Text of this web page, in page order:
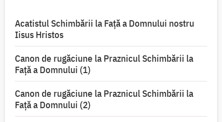
Acatistul Schimbării la Faţă a Domnului nostru
Iisus Hristos
Canon de rugăciune la Praznicul Schimbării la
Faţă a Domnului (1)
Canon de rugăciune la Praznicul Schimbării la
Faţă a Domnului (2)